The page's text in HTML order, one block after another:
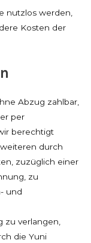
nutzlos werden,
Kosten der
Abzug zahlbar,
per
berechtigt
durch
zuzüglich einer
zu
und
zu verlangen,
die Yuni